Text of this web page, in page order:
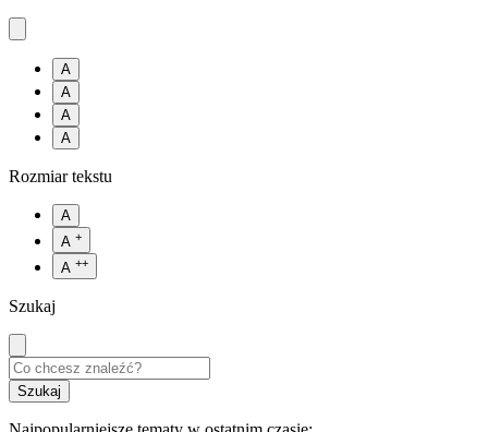
A
A
A
A
Rozmiar tekstu
A
A +
A ++
Szukaj